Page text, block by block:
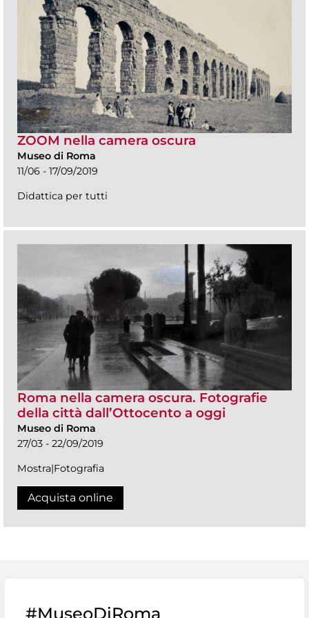
ZOOM nella camera oscura
Museo di Roma
11/06 - 17/09/2019
Didattica per tutti
Roma nella camera oscura. Fotografie
della città dall’Ottocento a oggi
Museo di Roma
27/03 - 22/09/2019
Mostra|Fotografia
Acquista online
#MuseoDiRoma